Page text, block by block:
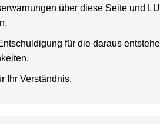
über diese Seite und
für die daraus
Ihr Verständnis.